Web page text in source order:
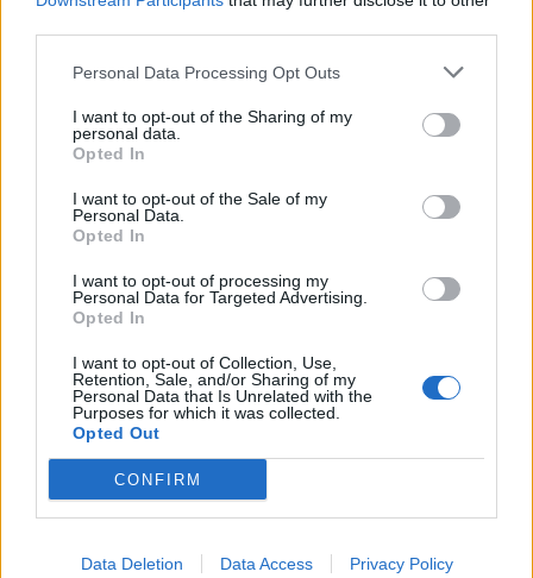
Personal Data Processing Opt Outs
I want to opt-out of the Sharing of my
personal data.
Opted In
I want to opt-out of the Sale of my
Personal Data.
Opted In
I want to opt-out of processing my
Personal Data for Targeted Advertising.
Opted In
I want to opt-out of Collection, Use,
Retention, Sale, and/or Sharing of my
Personal Data that Is Unrelated with the
Purposes for which it was collected.
Opted Out
CONFIRM
Data Deletion Data Access Privacy Policy
Ακολουθήστε τοnotospress.grστο Google News και
μάθετε πρώτοι όλες τις ειδήσεις
ΖΩΔΙΑ
ΗΜΕΡΗΣΙΕΣ ΠΡΟΒΛΕΨΕΙΣ
ΚΑΘΗΜΕΡΙΝΕΣ ΠΡΟΒΛΕΨΕΙΣ
ΑΣΤΡΟΛΟΓΙΚΕΣ ΠΡΟΒΛΕΨΕΙΣ
ΜΑΪΟΣ 2023
ΩΡΟΣΚΟΠΟΣ